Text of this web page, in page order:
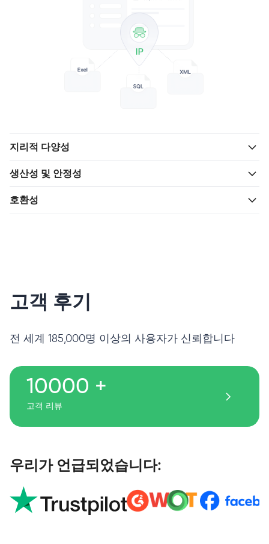
지리적 다양성
생산성 및 안정성
호환성
고객 후기
전 세계 185,000명 이상의 사용자가 신뢰합니다
10000 +
고객 리뷰
우리가 언급되었습니다: